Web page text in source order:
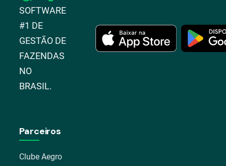
SOFTWARE
#1 DE
GESTÃO DE
FAZENDAS
NO
BRASIL.
Parceiros
Clube Aegro